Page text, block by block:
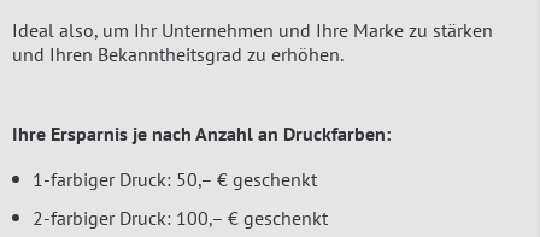
Ideal also, um Ihr Unternehmen und Ihre Marke zu stärken
und Ihren Bekanntheitsgrad zu erhöhen.
Ihre Ersparnis je nach Anzahl an Druckfarben:
1-farbiger Druck: 50,– € geschenkt
2-farbiger Druck: 100,– € geschenkt